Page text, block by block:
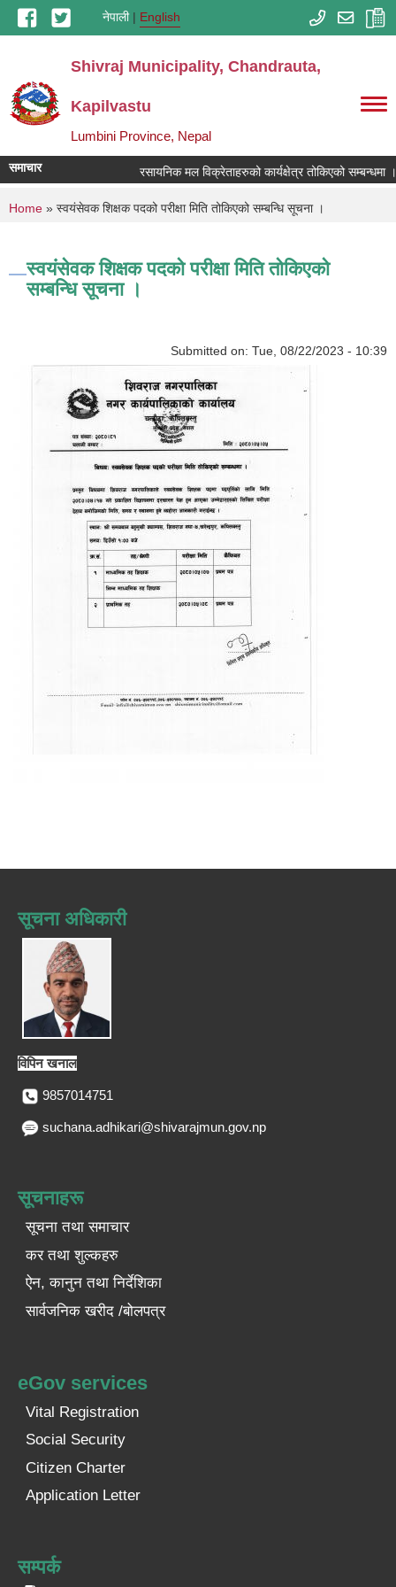
Skip to main contentनेपाली English
Shivraj Municipality, Chandrauta,
Kapilvastu
Lumbini Province, Nepal
समाचार रसायनिक मल विक्रेताहरुको कार्यक्षेत्र तोकिएको सम्बन्धमा ।
You are here
Home » स्वयंसेवक शिक्षक पदको परीक्षा मिति तोकिएको सम्बन्धि सूचना ।
स्वयंसेवक शिक्षक पदको परीक्षा मिति तोकिएको
सम्बन्धि सूचना ।
Submitted on: Tue, 08/22/2023 - 10:39
सूचना अधिकारी
विपिन खनाल
9857014751
suchana.adhikari@shivarajmun.gov.np
सूचनाहरू
सूचना तथा समाचार
कर तथा शुल्कहरु
ऐन, कानुन तथा निर्देशिका
सार्वजनिक खरीद /बोलपत्र
eGov services
Vital Registration
Social Security
Citizen Charter
Application Letter
सम्पर्क